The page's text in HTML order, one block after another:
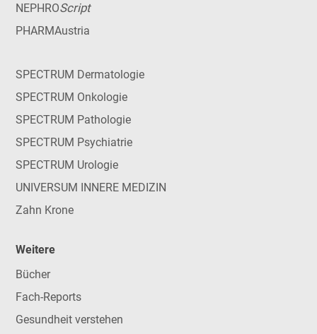
NEPHROScript
PHARMAustria
SPECTRUM Dermatologie
SPECTRUM Onkologie
SPECTRUM Pathologie
SPECTRUM Psychiatrie
SPECTRUM Urologie
UNIVERSUM INNERE MEDIZIN
Zahn Krone
Weitere
Bücher
Fach-Reports
Gesundheit verstehen